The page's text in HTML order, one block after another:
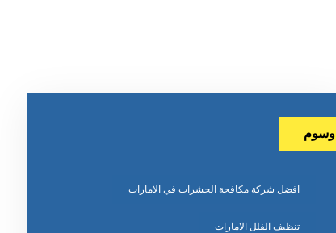
وسوم
افضل شركة مكافحة الحشرات في الامارات
تنظيف الفلل الامارات